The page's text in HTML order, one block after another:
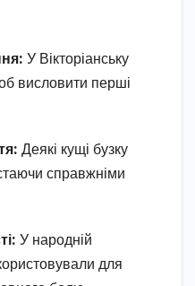
У Вікторіанську
висловити перші
Деякі кущі бузку
справжніми
У народній
для